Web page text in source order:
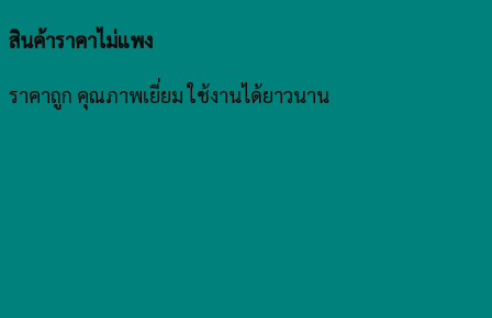
สินค้าราคาไม่แพง
ราคาถูก คุณภาพเยี่ยม ใช้งานได้ยาวนาน